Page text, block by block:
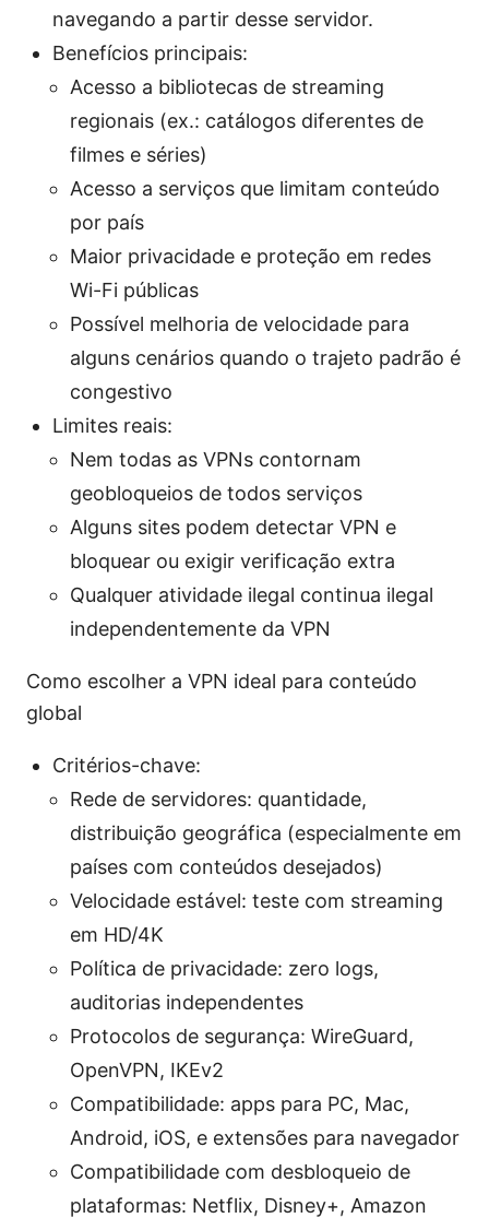
navegando a partir desse servidor.
Benefícios principais:
Acesso a bibliotecas de streaming
regionais (ex.: catálogos diferentes de
filmes e séries)
Acesso a serviços que limitam conteúdo
por país
Maior privacidade e proteção em redes
Wi-Fi públicas
Possível melhoria de velocidade para
alguns cenários quando o trajeto padrão é
congestivo
Limites reais:
Nem todas as VPNs contornam
geobloqueios de todos serviços
Alguns sites podem detectar VPN e
bloquear ou exigir verificação extra
Qualquer atividade ilegal continua ilegal
independentemente da VPN
Como escolher a VPN ideal para conteúdo
global
Critérios-chave:
Rede de servidores: quantidade,
distribuição geográfica (especialmente em
países com conteúdos desejados)
Velocidade estável: teste com streaming
em HD/4K
Política de privacidade: zero logs,
auditorias independentes
Protocolos de segurança: WireGuard,
OpenVPN, IKEv2
Compatibilidade: apps para PC, Mac,
Android, iOS, e extensões para navegador
Compatibilidade com desbloqueio de
plataformas: Netflix, Disney+, Amazon